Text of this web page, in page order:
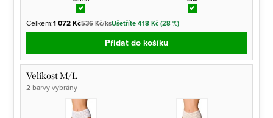
Celkem:1 072 Kč536 Kč/ksUšetříte 418 Kč (28 %)
Přidat do košíku
Velikost M/L
2 barvy vybrány